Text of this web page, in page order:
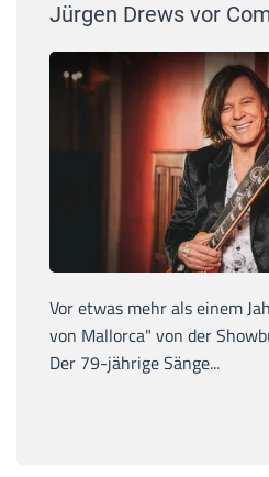
Jürgen Drews vor
Vor etwas mehr als einem
von Mallorca" von der
Der 79-jährige Sänge...